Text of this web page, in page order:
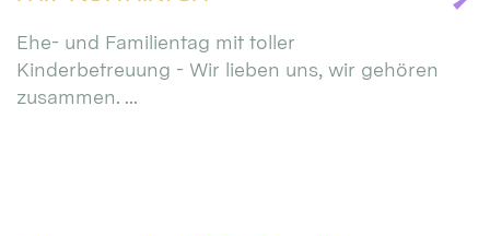
Ehe- und Familientag mit toller
Kinderbetreuung - Wir lieben uns, wir gehören
zusammen. ...